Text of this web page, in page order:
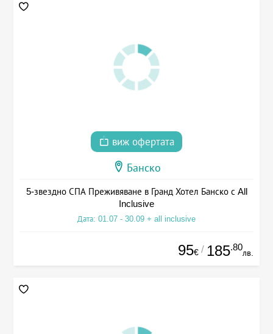
виж офертата
Банско
5-звездно СПА Преживяване в Гранд Хотел Банско с All
Inclusive
Дата: 01.07 - 30.09 + all inclusive
95€ / 185.80
лв.